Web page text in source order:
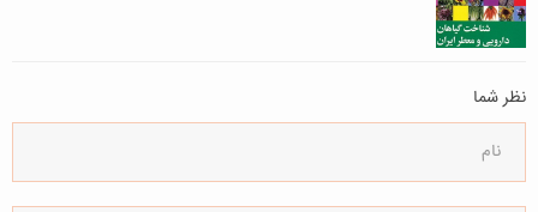
نظر شما